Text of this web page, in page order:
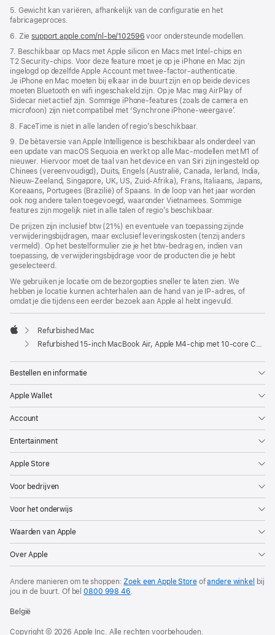
5. Gewicht kan variëren, afhankelijk van de configuratie en het
fabricageproces.
6. Ziesupport.apple.com/nl-be/102596 voor ondersteunde modellen.
7. Beschikbaar op Macs met Apple silicon en Macs met Intel-chips en
T2 Security-chips. Voor deze feature moet je op je iPhone en Mac zijn
ingelogd op dezelfde Apple Account met twee-factor-authenticatie.
Je iPhone en Mac moeten bij elkaar in de buurt zijn en op beide devices
moeten Bluetooth en wifi ingeschakeld zijn. Op je Mac mag AirPlay of
Sidecar niet actief zijn. Sommige iPhone-features (zoals de camera en
microfoon) zijn niet compatibel met ‘Synchrone iPhone-weergave’.
8. FaceTime is niet in alle landen of regio’s beschikbaar.
9. De bètaversie van Apple Intelligence is beschikbaar als onderdeel van
een update van macOS Sequoia en werkt op alle Mac-modellen met M1 of
nieuwer. Hiervoor moet de taal van het device en van Siri zijn ingesteld op
Chinees (vereenvoudigd), Duits, Engels (Australië, Canada, Ierland, India,
Nieuw-Zeeland, Singapore, UK, US, Zuid-Afrika), Frans, Italiaans, Japans,
Koreaans, Portugees (Brazilië) of Spaans. In de loop van het jaar worden
ook nog andere talen toegevoegd, waaronder Vietnamees. Sommige
features zijn mogelijk niet in alle talen of regio’s beschikbaar.
De prijzen zijn inclusief btw (21%) en eventuele van toepassing zijnde
verwijderingsbijdragen, maar exclusief leveringskosten (tenzij anders
vermeld). Op het bestelformulier zie je het btw-bedrag en, indien van
toepassing, de verwijderingsbijdrage voor de producten die je hebt
geselecteerd.
We gebruiken je locatie om de bezorgopties sneller te laten zien. We
hebben je locatie kunnen achterhalen aan de hand van je IP-adres, of
omdat je die tijdens een eerder bezoek aan Apple al hebt ingevuld.
Apple
Refurbished Mac
Refurbished 15-inch MacBook Air, Apple M4-chip met 10‑core CPU en 10‑core GPU, middernacht
Bestellen en informatie
Apple Wallet
Account
Entertainment
Apple Store
Voor bedrijven
Voor het onderwijs
Waarden van Apple
Over Apple
Andere manieren om te shoppen: Zoek een Apple Storeofandere winkel bij
jou in de buurt. Of bel0800 998 46
België
Copyright © 2026 Apple Inc. Alle rechten voorbehouden.